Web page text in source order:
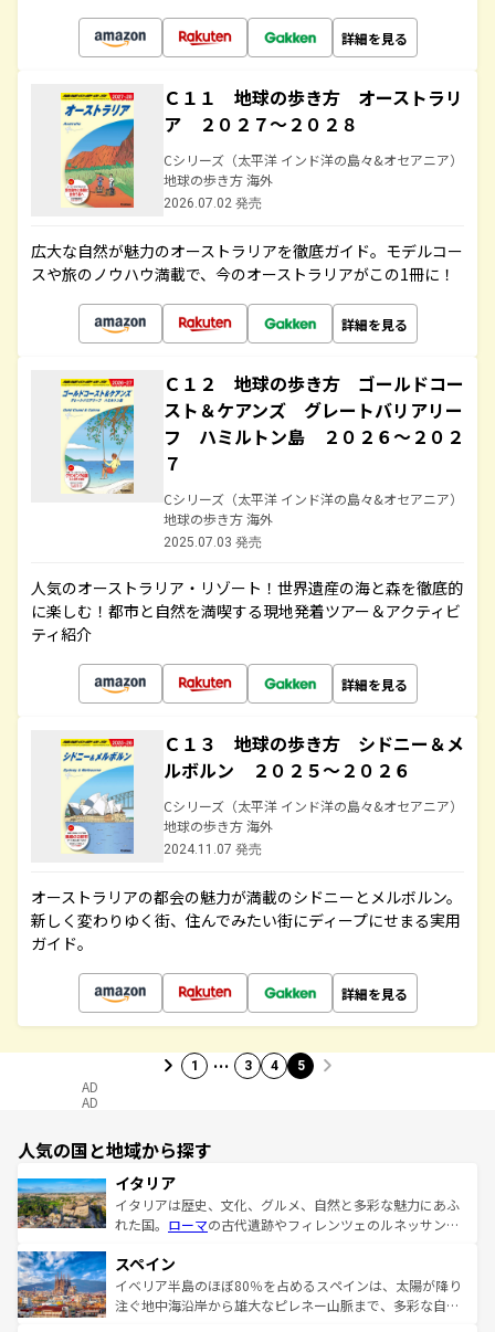
詳細を見る
Ｃ１１ 地球の歩き方 オーストラリ
ア ２０２７～２０２８
Cシリーズ（太平洋 インド洋の島々&オセアニア）
地球の歩き方 海外
2026.07.02 発売
広大な自然が魅力のオーストラリアを徹底ガイド。モデルコー
スや旅のノウハウ満載で、今のオーストラリアがこの1冊に！
詳細を見る
Ｃ１２ 地球の歩き方 ゴールドコー
スト＆ケアンズ グレートバリアリー
フ ハミルトン島 ２０２６～２０２
７
Cシリーズ（太平洋 インド洋の島々&オセアニア）
地球の歩き方 海外
2025.07.03 発売
人気のオーストラリア・リゾート！世界遺産の海と森を徹底的
に楽しむ！都市と自然を満喫する現地発着ツアー＆アクティビ
ティ紹介
詳細を見る
Ｃ１３ 地球の歩き方 シドニー＆メ
ルボルン ２０２５～２０２６
Cシリーズ（太平洋 インド洋の島々&オセアニア）
地球の歩き方 海外
2024.11.07 発売
オーストラリアの都会の魅力が満載のシドニーとメルボルン。
新しく変わりゆく街、住んでみたい街にディープにせまる実用
ガイド。
詳細を見る
1 … 3 4 5
AD
AD
人気の国と地域から探す
イタリア
イタリアは歴史、文化、グルメ、自然と多彩な魅力にあふ
れた国。 ローマの古代遺跡やフィレンツェのルネッサンス
ろん、トスカーナの美しい田園風景やアマルフィ海岸の絶
景など、自然景観も見逃せない。観光の合間には、本場の
ピザやパスタなど、絶品のイタリア料理を堪能することも
スペイン
イベリア半島のほぼ80％を占めるスペインは、太陽が降り
注ぐ地中海沿岸から雄大なピレネー山脈まで、多彩な自然